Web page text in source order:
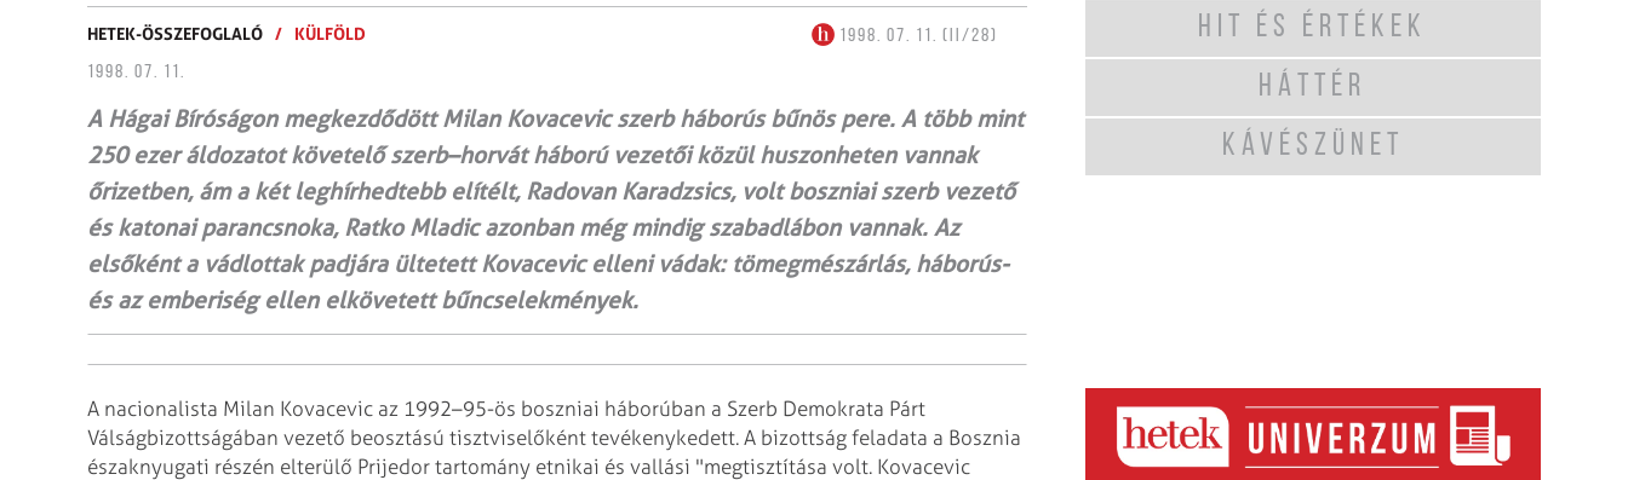
HETEK-ÖSSZEFOGLALÓ / KÜLFÖLD
1998. 07. 11. (II/28)
1998. 07. 11.
A Hágai Bíróságon megkezdődött Milan Kovacevic szerb háborús bűnös pere. A több mint
250 ezer áldozatot követelő szerb–horvát háború vezetői közül huszonheten vannak
őrizetben, ám a két leghírhedtebb elítélt, Radovan Karadzsics, volt boszniai szerb vezető
és katonai parancsnoka, Ratko Mladic azonban még mindig szabadlábon vannak. Az
elsőként a vádlottak padjára ültetett Kovacevic elleni vádak: tömegmészárlás, háborús-
és az emberiség ellen elkövetett bűncselekmények.
A nacionalista Milan Kovacevic az 1992–95-ös boszniai háborúban a Szerb Demokrata Párt
Válságbizottságában vezető beosztású tisztviselőként tevékenykedett. A bizottság feladata a Bosznia
északnyugati részén elterülő Prijedor tartomány etnikai és vallási "megtisztítása volt. Kovacevic
HIT ÉS ÉRTÉKEK
HÁTTÉR
KÁVÉSZÜNET